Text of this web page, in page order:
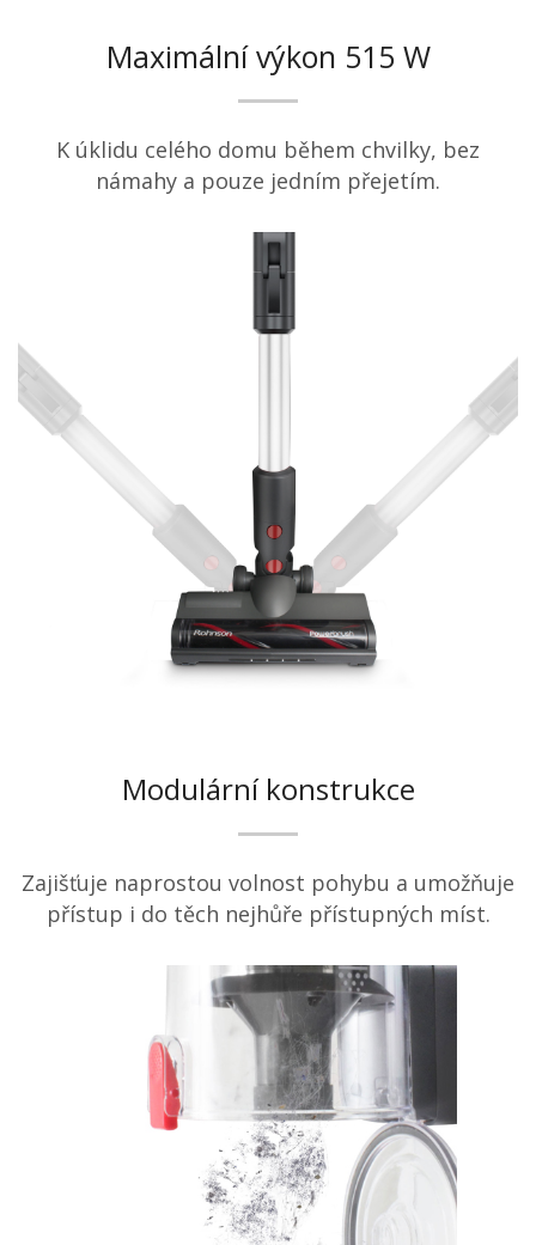
Maximální výkon 515 W
K úklidu celého domu během chvilky, bez
námahy a pouze jedním přejetím.
Modulární konstrukce
Zajišťuje naprostou volnost pohybu a umožňuje
přístup i do těch nejhůře přístupných míst.